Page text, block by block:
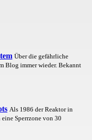
Über die gefährliche
Blog immer wieder. Bekannt
Als 1986 der Reaktor in
Sperrzone von 30